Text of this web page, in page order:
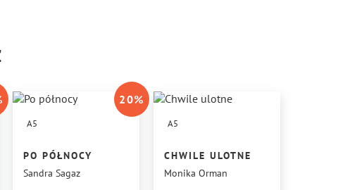
A5
20%
PO PÓŁNOCY
Sandra Sagaz
A5
CHWILE ULOTNE
Monika Orman